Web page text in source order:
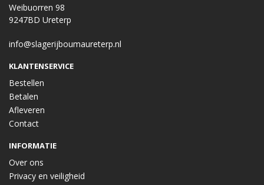
Weibuorren 98
9247BD Ureterp
info@slagerijboumaureterp.nl
KLANTENSERVICE
Bestellen
Betalen
Afleveren
Contact
INFORMATIE
Over ons
Privacy en veiligheid